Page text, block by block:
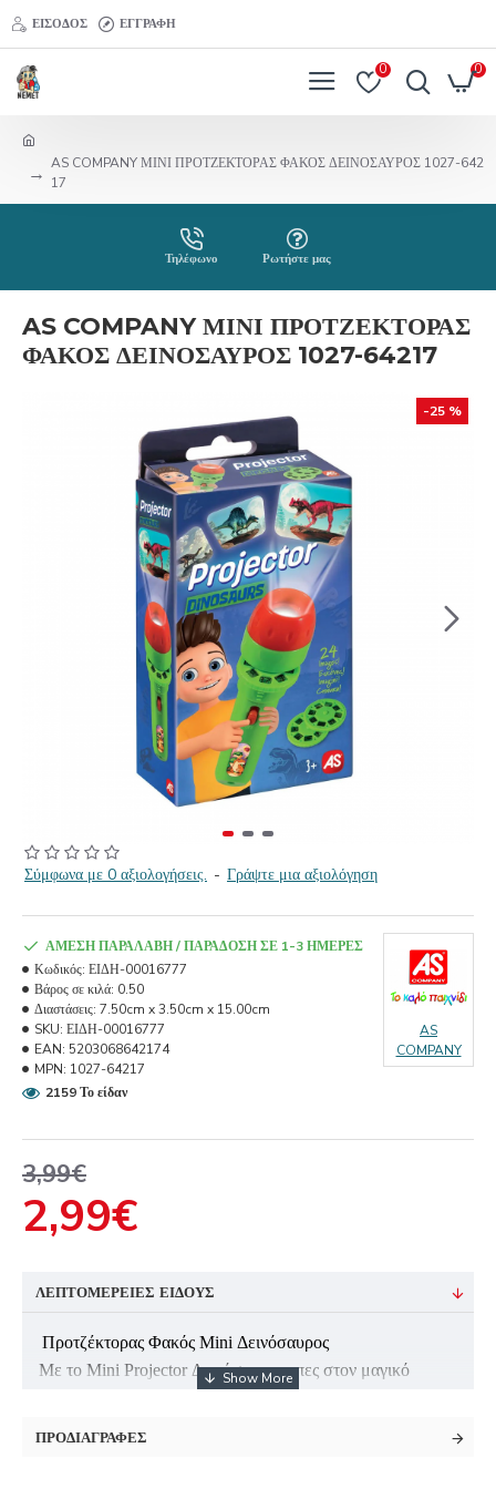
ΕΊΣΟΔΟΣ ΕΓΓΡΑΦΉ
0 0
AS COMPANY ΜΙΝΙ ΠΡΟΤΖΕΚΤΟΡΑΣ ΦΑΚΟΣ ΔΕΙΝΟΣΑΥΡΟΣ 1027-642
17
Τηλέφωνο Ρωτήστε μας
AS COMPANY ΜΙΝΙ ΠΡΟΤΖΕΚΤΟΡΑΣ
ΦΑΚΟΣ ΔΕΙΝΟΣΑΥΡΟΣ 1027-64217
-25 %
Σύμφωνα με 0 αξιολογήσεις. - Γράψτε μια αξιολόγηση
2,99€
3,99€
ΆΜΕΣΗ ΠΑΡΑΛΑΒΉ / ΠΑΡΆΔΟΣΗ ΣΕ 1-3 ΗΜΈΡΕΣ
Κωδικός: ΕΙΔΗ-00016777
Βάρος σε κιλά: 0.50
Διαστάσεις: 7.50cm x 3.50cm x 15.00cm
SKU: ΕΙΔΗ-00016777
EAN: 5203068642174
MPN: 1027-64217
AS
COMPANY
2159 Το είδαν
ΛΕΠΤΟΜΈΡΕΙΕΣ ΕΊΔΟΥΣ
Προτζέκτορας Φακός Mini Δεινόσαυρος
Με το Mini Projector Δεινόσαυροι μπες στον μαγικό
ΠΡΟΔΙΑΓΡΑΦΈΣ